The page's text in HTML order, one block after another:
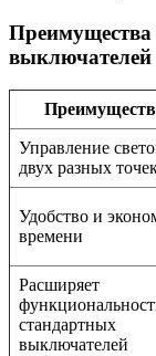
Преимущества
выключателей
Управление
двух разных
Удобство и
времени
Расширяет
стандартных
выключателей